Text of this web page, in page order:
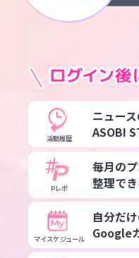
活動履歴
ニュー
ASOBI
Pレポ
毎月の
整理でき
マイスケジュール
自分だ
Google